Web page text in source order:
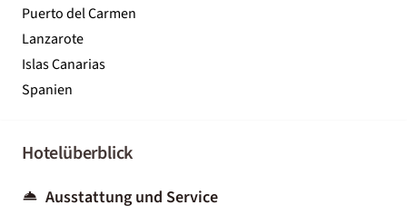
Puerto del Carmen
Lanzarote
Islas Canarias
Spanien
Hotelüberblick
Ausstattung und Service